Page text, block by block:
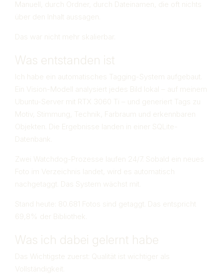
Manuell, durch Ordner, durch Dateinamen, die oft nichts
über den Inhalt aussagen.
Das war nicht mehr skalierbar.
Was entstanden ist
Ich habe ein automatisches Tagging-System aufgebaut.
Ein Vision-Modell analysiert jedes Bild lokal – auf meinem
Ubuntu-Server mit RTX 3060 Ti – und generiert Tags zu
Motiv, Stimmung, Technik, Farbraum und erkennbaren
Objekten. Die Ergebnisse landen in einer SQLite-
Datenbank.
Zwei Watchdog-Prozesse laufen 24/7. Sobald ein neues
Foto im Verzeichnis landet, wird es automatisch
nachgetaggt. Das System wächst mit.
Stand heute: 80.681 Fotos sind getaggt. Das entspricht
69,8% der Bibliothek.
Was ich dabei gelernt habe
Das Wichtigste zuerst: Qualität ist wichtiger als
Vollständigkeit.